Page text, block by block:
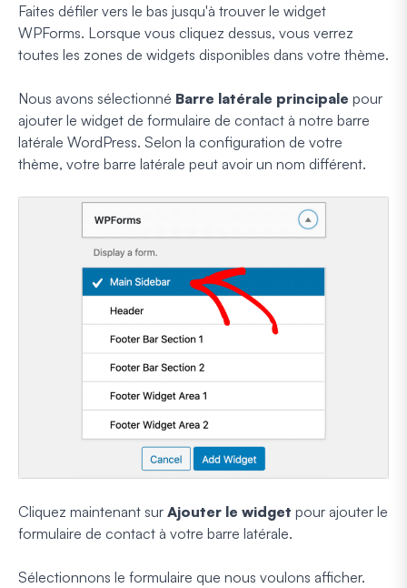
Faites défiler vers le bas jusqu'à trouver le widget
WPForms. Lorsque vous cliquez dessus, vous verrez
toutes les zones de widgets disponibles dans votre thème.
Nous avons sélectionné Barre latérale principale pour
ajouter le widget de formulaire de contact à notre barre
latérale WordPress. Selon la configuration de votre
thème, votre barre latérale peut avoir un nom différent.
Cliquez maintenant sur Ajouter le widget pour ajouter le
formulaire de contact à votre barre latérale.
Sélectionnons le formulaire que nous voulons afficher.